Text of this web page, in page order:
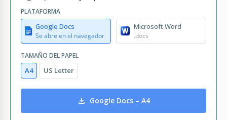
PLATAFORMA
Google Docs
Se abre en el navegador
Microsoft Word
.docs
TAMAÑO DEL PAPEL
A4 US Letter
Google Docs – A4